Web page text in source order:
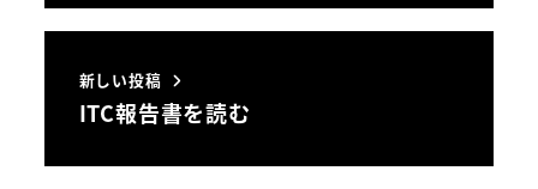
新しい投稿
ITC報告書を読む